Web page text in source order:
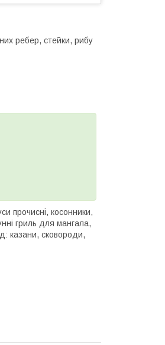
ребер, стейки, рибу
прочисні, косонники,
гриль для мангала,
казани, сковороди,